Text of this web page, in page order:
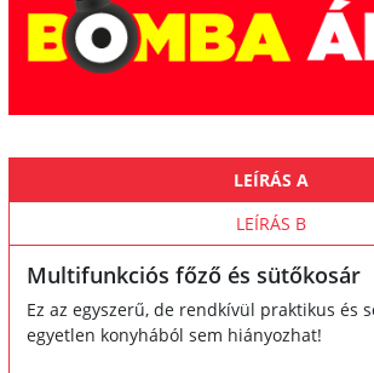
LEÍRÁS A
LEÍRÁS B
Multifunkciós főző és sütőkosár
Ez az egyszerű, de rendkívül praktikus és
egyetlen konyhából sem hiányozhat!